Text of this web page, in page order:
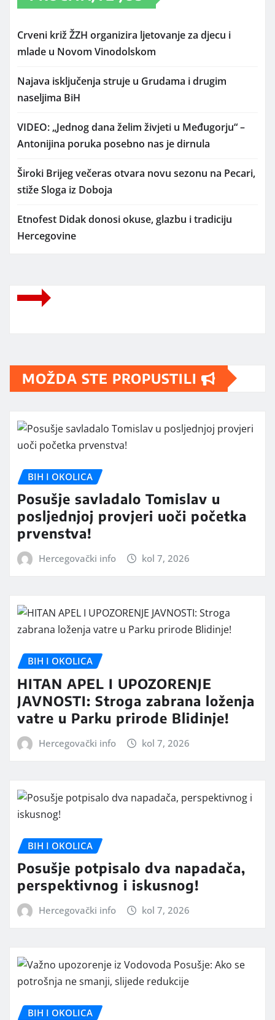
Crveni križ ŽZH organizira ljetovanje za djecu i
mlade u Novom Vinodolskom
Najava isključenja struje u Grudama i drugim
naseljima BiH
VIDEO: „Jednog dana želim živjeti u Međugorju“ –
Antonijina poruka posebno nas je dirnula
Široki Brijeg večeras otvara novu sezonu na Pecari,
stiže Sloga iz Doboja
Etnofest Didak donosi okuse, glazbu i tradiciju
Hercegovine
MOŽDA STE PROPUSTILI
BIH I OKOLICA
Posušje savladalo Tomislav u
posljednjoj provjeri uoči početka
prvenstva!
Hercegovački info kol 7, 2026
BIH I OKOLICA
HITAN APEL I UPOZORENJE
JAVNOSTI: Stroga zabrana loženja
vatre u Parku prirode Blidinje!
Hercegovački info kol 7, 2026
BIH I OKOLICA
Posušje potpisalo dva napadača,
perspektivnog i iskusnog!
Hercegovački info kol 7, 2026
BIH I OKOLICA